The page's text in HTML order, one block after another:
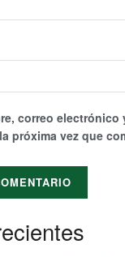
correo electrónico
próxima vez que